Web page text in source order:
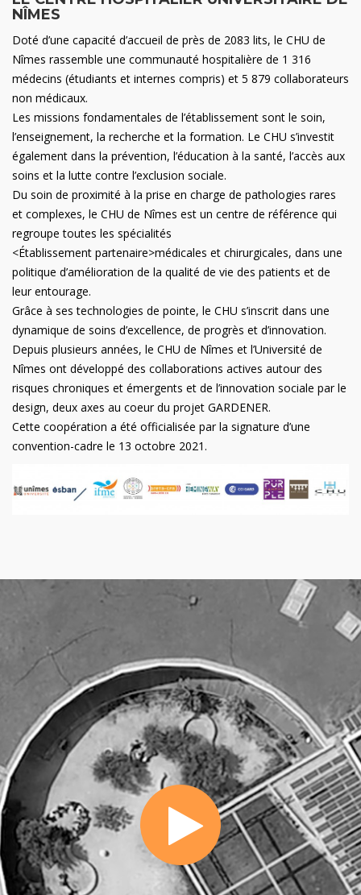
NÎMES
Doté d’une capacité d’accueil de près de 2083 lits, le CHU de
Nîmes rassemble une communauté hospitalière de 1 316
médecins (étudiants et internes compris) et 5 879 collaborateurs
non médicaux.
Les missions fondamentales de l’établissement sont le soin,
l’enseignement, la recherche et la formation. Le CHU s’investit
également dans la prévention, l’éducation à la santé, l’accès aux
soins et la lutte contre l’exclusion sociale.
Du soin de proximité à la prise en charge de pathologies rares
et complexes, le CHU de Nîmes est un centre de référence qui
regroupe toutes les spécialités
<Établissement partenaire>médicales et chirurgicales, dans une
politique d’amélioration de la qualité de vie des patients et de
leur entourage.
Grâce à ses technologies de pointe, le CHU s’inscrit dans une
dynamique de soins d’excellence, de progrès et d’innovation.
Depuis plusieurs années, le CHU de Nîmes et l’Université de
Nîmes ont développé des collaborations actives autour des
risques chroniques et émergents et de l’innovation sociale par le
design, deux axes au coeur du projet GARDENER.
Cette coopération a été officialisée par la signature d’une
convention-cadre le 13 octobre 2021.